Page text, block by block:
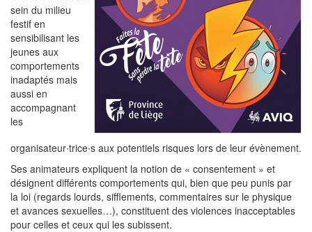
sein du milieu
festif en
sensibilisant les
jeunes aux
comportements
inadaptés mais
aussi en
accompagnant
les
organisateur∙trice∙s aux potentiels risques lors de leur évènement.
Ses animateurs expliquent la notion de « consentement » et
désignent différents comportements qui, bien que peu punis par
la loi (regards lourds, sifflements, commentaires sur le physique
et avances sexuelles…), constituent des violences inacceptables
pour celles et ceux qui les subissent.